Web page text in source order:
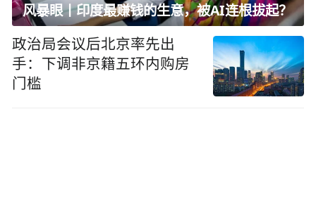
风暴眼丨印度最赚钱的生意，被AI连根拔起？
政治局会议后北京率先出
手：下调非京籍五环内购房
门槛